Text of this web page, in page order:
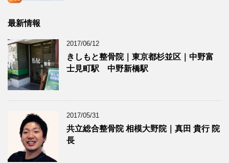
最新情報
2017/06/12
きしもと整骨院｜東京都杉並区｜中野富
士見町駅 中野新橋駅
2017/05/31
共立総合整骨院 相模大野院｜真田 貴行 院
長